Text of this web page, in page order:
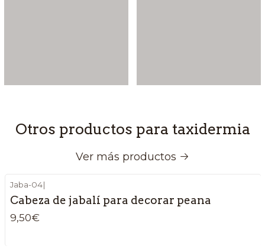
Otros productos para taxidermia
Ver más productos
Jaba-04|
Cabeza de jabalí para decorar peana
9,50€